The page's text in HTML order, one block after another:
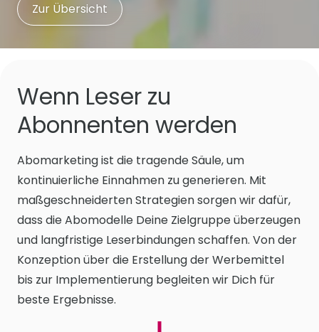
Zur Übersicht
Wenn Leser zu
Abonnenten werden
Abomarketing ist die tragende Säule, um
kontinuierliche Einnahmen zu generieren. Mit
maßgeschneiderten Strategien sorgen wir dafür,
dass die Abomodelle Deine Zielgruppe überzeugen
und langfristige Leserbindungen schaffen. Von der
Konzeption über die Erstellung der Werbemittel
bis zur Implementierung begleiten wir Dich für
beste Ergebnisse.